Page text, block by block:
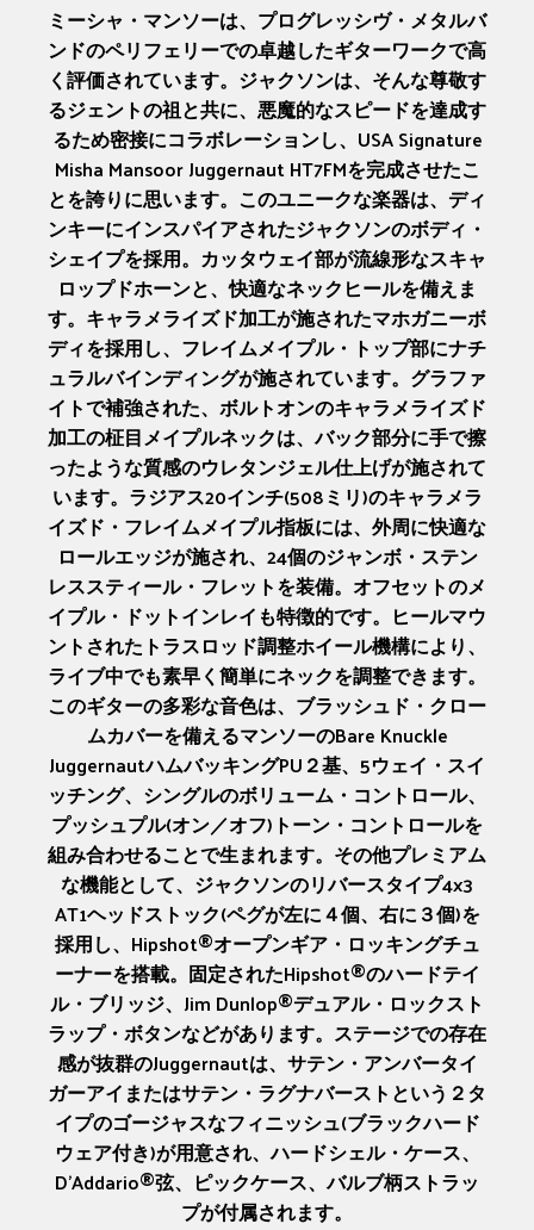
ミーシャ・マンソーは、プログレッシヴ・メタルバ
ンドのペリフェリーでの卓越したギターワークで高
く評価されています。ジャクソンは、そんな尊敬す
るジェントの祖と共に、悪魔的なスピードを達成す
るため密接にコラボレーションし、USA Signature
Misha Mansoor Juggernaut HT7FMを完成させたこ
とを誇りに思います。このユニークな楽器は、ディ
ンキーにインスパイアされたジャクソンのボディ・
シェイプを採用。カッタウェイ部が流線形なスキャ
ロップドホーンと、快適なネックヒールを備えま
す。キャラメライズド加工が施されたマホガニーボ
ディを採用し、フレイムメイプル・トップ部にナチ
ュラルバインディングが施されています。グラファ
イトで補強された、ボルトオンのキャラメライズド
加工の柾目メイプルネックは、バック部分に手で擦
ったような質感のウレタンジェル仕上げが施されて
います。ラジアス20インチ(508ミリ)のキャラメラ
イズド・フレイムメイプル指板には、外周に快適な
ロールエッジが施され、24個のジャンボ・ステン
レススティール・フレットを装備。オフセットのメ
イプル・ドットインレイも特徴的です。ヒールマウ
ントされたトラスロッド調整ホイール機構により、
ライブ中でも素早く簡単にネックを調整できます。
このギターの多彩な音色は、ブラッシュド・クロー
ムカバーを備えるマンソーのBare Knuckle
JuggernautハムバッキングPU２基、5ウェイ・スイ
ッチング、シングルのボリューム・コントロール、
プッシュプル(オン／オフ)トーン・コントロールを
組み合わせることで生まれます。その他プレミアム
な機能として、ジャクソンのリバースタイプ4x3
AT1ヘッドストック(ペグが左に４個、右に３個)を
採用し、Hipshot®オープンギア・ロッキングチュ
ーナーを搭載。固定されたHipshot®のハードテイ
ル・ブリッジ、Jim Dunlop®デュアル・ロックスト
ラップ・ボタンなどがあります。ステージでの存在
感が抜群のJuggernautは、サテン・アンバータイ
ガーアイまたはサテン・ラグナバーストという２タ
イプのゴージャスなフィニッシュ(ブラックハード
ウェア付き)が用意され、ハードシェル・ケース、
D'Addario®弦、ピックケース、バルブ柄ストラッ
プが付属されます。